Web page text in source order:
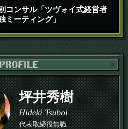
コンサル「ツヴォイ式経営者
ミーティング」
坪井秀樹
Hideki Tsuboi
代表取締役無職